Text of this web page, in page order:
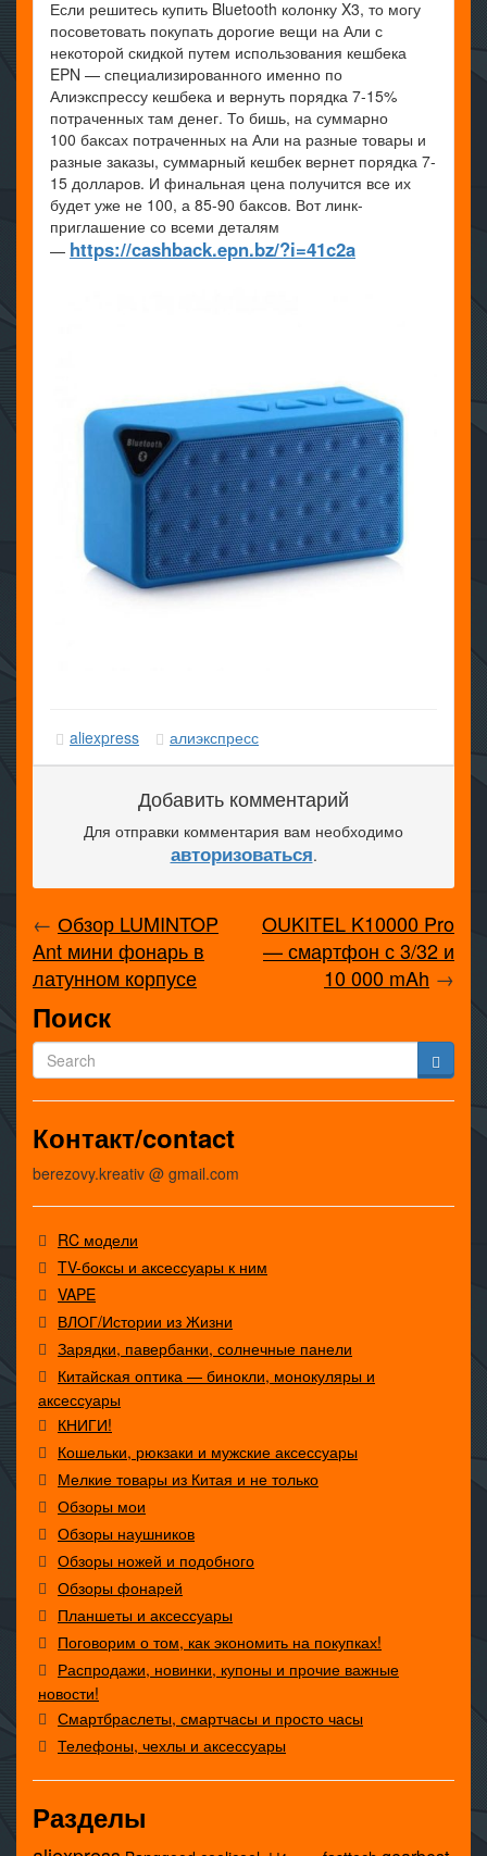
Если решитесь купить Bluetooth колонку X3, то могу
посоветовать покупать дорогие вещи на Али с
некоторой скидкой путем использования кешбека
EPN — специализированного именно по
Алиэкспрессу кешбека и вернуть порядка 7-15%
потраченных там денег. То бишь, на суммарно
100 баксах потраченных на Али на разные товары и
разные заказы, суммарный кешбек вернет порядка 7-
15 долларов. И финальная цена получится все их
будет уже не 100, а 85-90 баксов. Вот линк-
приглашение со всеми деталям
— https://cashback.epn.bz/?i=41c2a
aliexpress алиэкспресс
Добавить комментарий
Для отправки комментария вам необходимо
авторизоваться.
← Обзор LUMINTOP
Ant мини фонарь в
латунном корпусе
OUKITEL K10000 Pro
— смартфон с 3/32 и
10 000 mAh →
Поиск
Контакт/contact
berezovy.kreativ @ gmail.com
RC модели
TV-боксы и аксессуары к ним
VAPE
ВЛОГ/Истории из Жизни
Зарядки, павербанки, солнечные панели
Китайская оптика — бинокли, монокуляры и
аксессуары
КНИГИ!
Кошельки, рюкзаки и мужские аксессуары
Мелкие товары из Китая и не только
Обзоры мои
Обзоры наушников
Обзоры ножей и подобного
Обзоры фонарей
Планшеты и аксессуары
Поговорим о том, как экономить на покупках!
Распродажи, новинки, купоны и прочие важные
новости!
Смартбраслеты, смартчасы и просто часы
Телефоны, чехлы и аксессуары
Разделы